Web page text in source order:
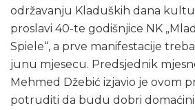
održavanju Kladuških dana
proslavi 40-te godišnjice NK
Spiele“, a prve manifestacije
junu mjesecu. Predsjednik
Mehmed Džebić izjavio je ovom
potruditi da budu dobri